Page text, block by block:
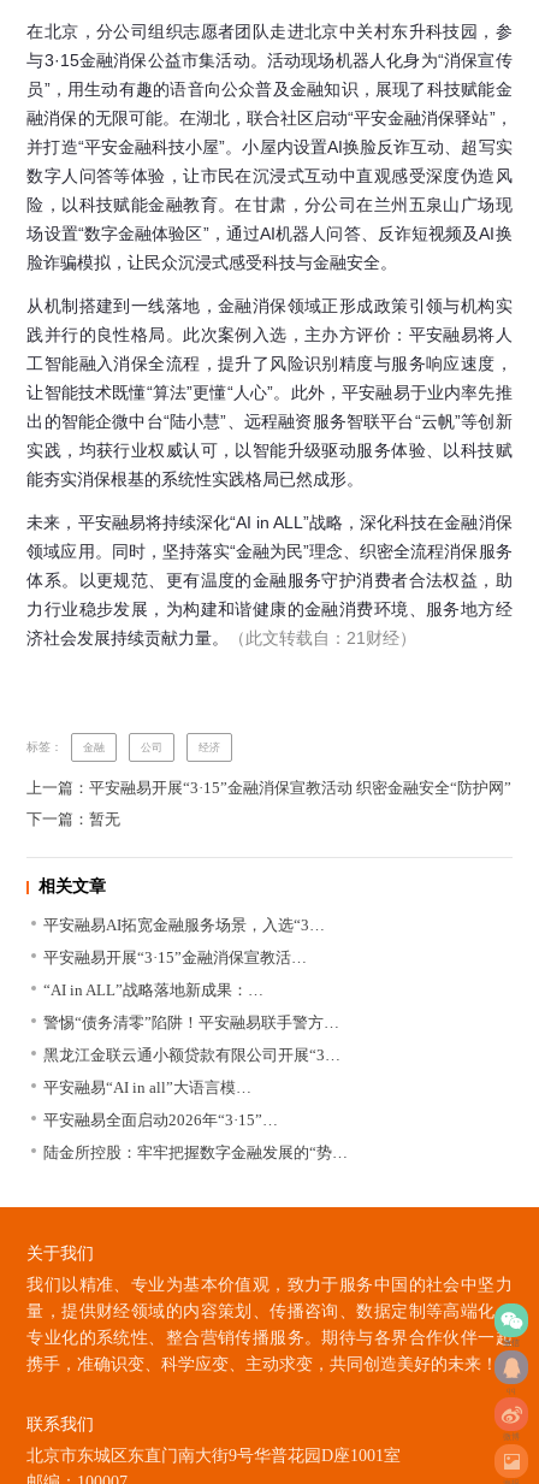
微信
qq
微博
在北京，分公司组织志愿者团队走进北京中关村东升科技园，参
与3·15金融消保公益市集活动。活动现场机器人化身为“消保宣传
员”，用生动有趣的语音向公众普及金融知识，展现了科技赋能金
融消保的无限可能。在湖北，联合社区启动“平安金融消保驿站”，
并打造“平安金融科技小屋”。小屋内设置AI换脸反诈互动、超写实
数字人问答等体验，让市民在沉浸式互动中直观感受深度伪造风
险，以科技赋能金融教育。在甘肃，分公司在兰州五泉山广场现
场设置“数字金融体验区”，通过AI机器人问答、反诈短视频及AI换
脸诈骗模拟，让民众沉浸式感受科技与金融安全。
从机制搭建到一线落地，金融消保领域正形成政策引领与机构实
践并行的良性格局。此次案例入选，主办方评价：平安融易将人
工智能融入消保全流程，提升了风险识别精度与服务响应速度，
让智能技术既懂“算法”更懂“人心”。此外，平安融易于业内率先推
出的智能企微中台“陆小慧”、远程融资服务智联平台“云帆”等创新
实践，均获行业权威认可，以智能升级驱动服务体验、以科技赋
能夯实消保根基的系统性实践格局已然成形。
未来，平安融易将持续深化“AI in ALL”战略，深化科技在金融消保
领域应用。同时，坚持落实“金融为民”理念、织密全流程消保服务
体系。以更规范、更有温度的金融服务守护消费者合法权益，助
力行业稳步发展，为构建和谐健康的金融消费环境、服务地方经
济社会发展持续贡献力量。
（此文转载自：21财经）
标签： 金融 公司 经济
上一篇：平安融易开展“3·15”金融消保宣教活动 织密金融安全“防护网”
下一篇：暂无
相关文章
平安融易AI拓宽金融服务场景，入选“3…
平安融易开展“3·15”金融消保宣教活…
“AI in ALL”战略落地新成果：…
警惕“债务清零”陷阱！平安融易联手警方…
黑龙江金联云通小额贷款有限公司开展“3…
平安融易“AI in all”大语言模…
平安融易全面启动2026年“3·15”…
陆金所控股：牢牢把握数字金融发展的“势…
关于我们
我们以精准、专业为基本价值观，致力于服务中国的社会中坚力
量，提供财经领域的内容策划、传播咨询、数据定制等高端化、
专业化的系统性、整合营销传播服务。期待与各界合作伙伴一起
携手，准确识变、科学应变、主动求变，共同创造美好的未来！
联系我们
北京市东城区东直门南大街9号华普花园D座1001室